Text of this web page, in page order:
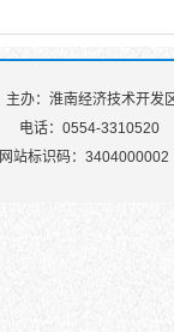
主办：淮南经济技术开发
电话：0554-3310520
网站标识码：3404000002